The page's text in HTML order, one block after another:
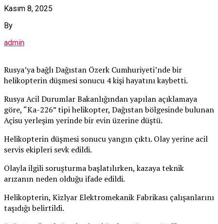
Kasım 8, 2025
By
admin
Rusya’ya bağlı Dağıstan Özerk Cumhuriyeti’nde bir
helikopterin düşmesi sonucu 4 kişi hayatını kaybetti.
Rusya Acil Durumlar Bakanlığından yapılan açıklamaya
göre, “Ka-226” tipi helikopter, Dağıstan bölgesinde bulunan
Açisu yerleşim yerinde bir evin üzerine düştü.
Helikopterin düşmesi sonucu yangın çıktı. Olay yerine acil
servis ekipleri sevk edildi.
Olayla ilgili soruşturma başlatılırken, kazaya teknik
arızanın neden olduğu ifade edildi.
Helikopterin, Kizlyar Elektromekanik Fabrikası çalışanlarını
taşıdığı belirtildi.